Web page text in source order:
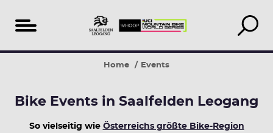
content
Saalfelden
years
Home Events
Bike Events in Saalfelden Leogang
So vielseitig wie Österreichs größte Bike-Region